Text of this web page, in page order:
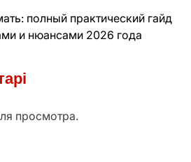
полный практический гайд
и нюансами 2026 года
просмотра.